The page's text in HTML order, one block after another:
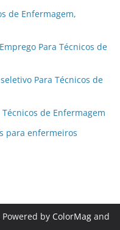
de Enfermagem,
Para Técnicos de
Para Técnicos de
de Enfermagem
para enfermeiros
Powered by ColorMag and